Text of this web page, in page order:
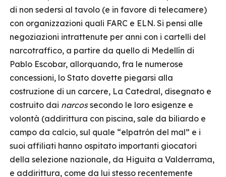
di non sedersi al tavolo (e in favore di telecamere)
con organizzazioni quali FARC e ELN. Si pensi alle
negoziazioni intrattenute per anni con i cartelli del
narcotraffico, a partire da quello di Medellín di
Pablo Escobar, allorquando, fra le numerose
concessioni, lo Stato dovette piegarsi alla
costruzione di un carcere, La Catedral, disegnato e
costruito dai narcossecondo le loro esigenze e
volontà (addirittura con piscina, sale da biliardo e
campo da calcio, sul quale “elpatrón del mal” e i
suoi affiliati hanno ospitato importanti giocatori
della selezione nazionale, da Higuita a Valderrama,
e addirittura, come da lui stesso recentemente